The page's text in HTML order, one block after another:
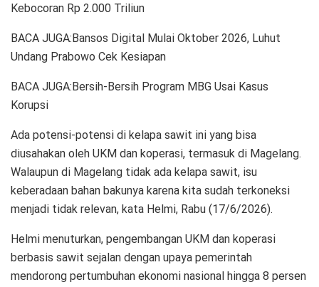
Kebocoran Rp 2.000 Triliun
BACA JUGA:Bansos Digital Mulai Oktober 2026, Luhut
Undang Prabowo Cek Kesiapan
BACA JUGA:Bersih-Bersih Program MBG Usai Kasus
Korupsi
Ada potensi-potensi di kelapa sawit ini yang bisa
diusahakan oleh UKM dan koperasi, termasuk di Magelang.
Walaupun di Magelang tidak ada kelapa sawit, isu
keberadaan bahan bakunya karena kita sudah terkoneksi
menjadi tidak relevan, kata Helmi, Rabu (17/6/2026).
Helmi menuturkan, pengembangan UKM dan koperasi
berbasis sawit sejalan dengan upaya pemerintah
mendorong pertumbuhan ekonomi nasional hingga 8 persen